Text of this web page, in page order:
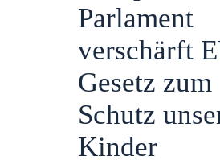
Parlament
verschärft
Gesetz zum
Schutz
Kinder